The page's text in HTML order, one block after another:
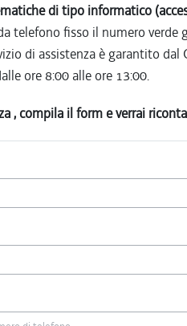
di tipo informatico
telefono fisso il numero
di assistenza è garantito
ore 8:00 alle ore 13:00.
, compila il form e verrai